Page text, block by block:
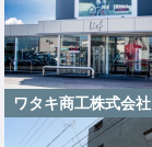
ワタキ商工株式会